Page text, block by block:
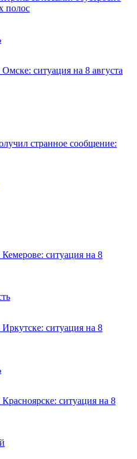
полос
ситуация на 8 августа
странное сообщение:
ситуация на 8
ситуация на 8
ситуация на 8